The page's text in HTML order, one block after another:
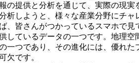
の提供と分析を通じて、実際の現実
析しようと、様々な産業分野にチャ
、皆さんがつかっているスマホで見
しているデータの一つです。地理空
一つであり、その進化には、優れた
欠です。